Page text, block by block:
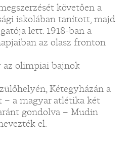
követően a
iskolában tanított, majd
lett. 1918-ban a
az olasz fronton
az olimpiai bajnok
Kétegyházán a
a magyar atlétika két
gondolva – Mudin
el.